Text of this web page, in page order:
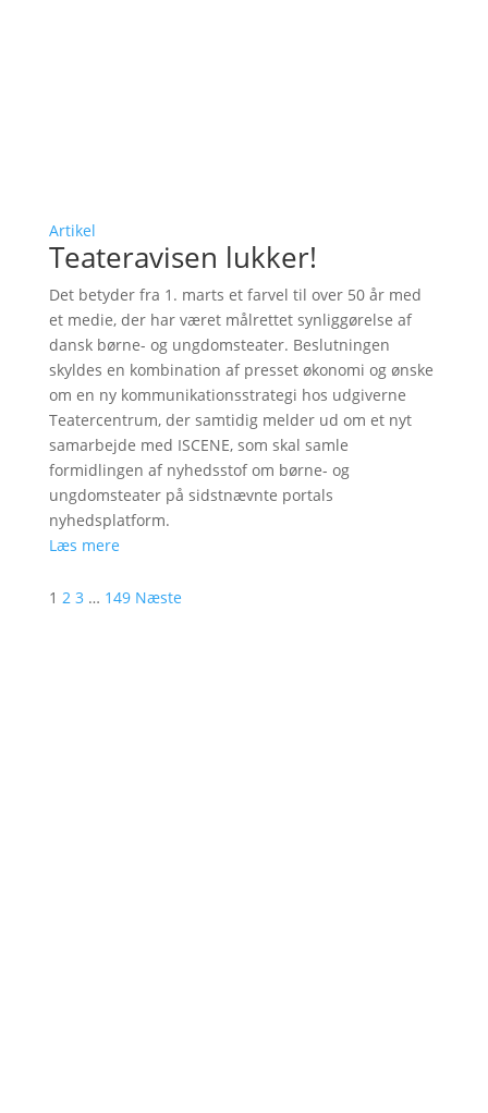
Artikel
Teateravisen lukker!
Det betyder fra 1. marts et farvel til over 50 år med
et medie, der har været målrettet synliggørelse af
dansk børne- og ungdomsteater. Beslutningen
skyldes en kombination af presset økonomi og ønske
om en ny kommunikationsstrategi hos udgiverne
Teatercentrum, der samtidig melder ud om et nyt
samarbejde med ISCENE, som skal samle
formidlingen af nyhedsstof om børne- og
ungdomsteater på sidstnævnte portals
nyhedsplatform.
Læs mere
1 2 3 … 149 Næste